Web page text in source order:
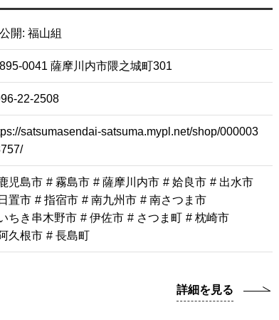
開: 福山組
0041 薩摩川内市隈之城町301
22-2508
satsumasendai-satsuma.mypl.net/shop/000003
児島市 # 霧島市 # 薩摩川内市 # 姶良市 # 出水市
置市 # 指宿市 # 南九州市 # 南さつま市
ちき串木野市 # 伊佐市 # さつま町 # 枕崎市
久根市 # 長島町
詳細を見る